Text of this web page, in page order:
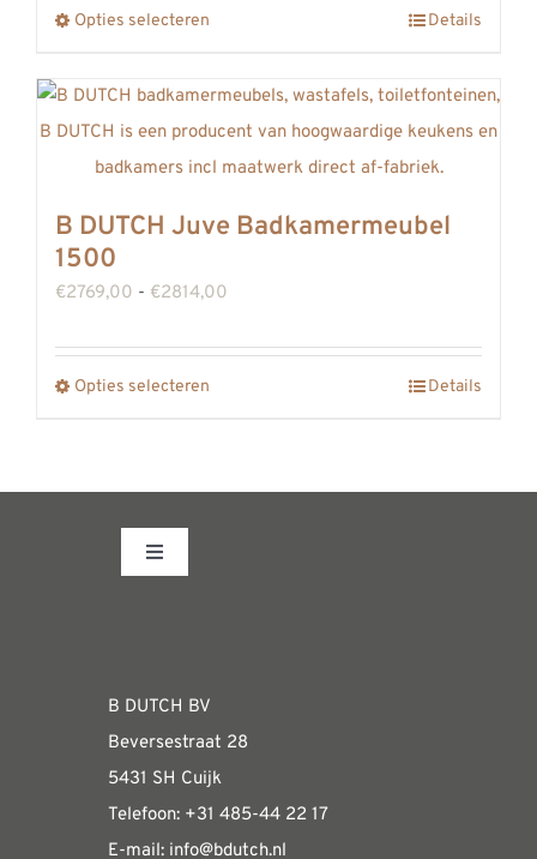
de
productpagina
Opties selecteren
heeft
meerdere
variaties.
optie
worden
Details
B DUTCH Juve Badkamermeubel
1500
€2769,00 - €2814,00
Opties selecteren
meerdere
op
de
productpagina
Details
Toggle
WEBSHOP
Algemene informatie &
Verzendkosten
B DUTCH BV
Beversestraat 28
5431 SH Cuijk
Telefoon: +31 485-44 22 17
E-mail: info@bdutch.nl